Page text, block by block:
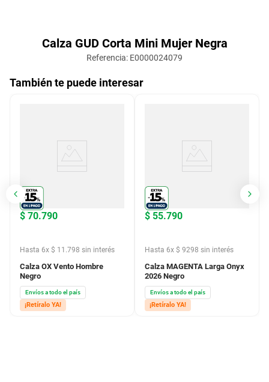
Calza GUD Corta Mini Mujer Negra
Referencia: E0000024079
También te puede interesar
$ 70.790
Hasta 6x $ 11 .798 sin interés
Calza OX Vento Hombre
Negro
Envíos a todo el país
¡Retíralo YA!
$ 55.790
Hasta 6x $ 9298 sin interés
Calza MAGENTA Larga Onyx
2026 Negro
Envíos a todo el país
¡Retíralo YA!